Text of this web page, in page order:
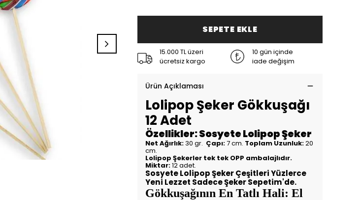
SEPETE EKLE
15.000 TL üzeri
ücretsiz kargo
10 gün içinde
iade değişim
Ürün Açıklaması
Lolipop Şeker Gökkuşağı
12 Adet
Özellikler: Sosyete Lolipop Şeker
Net Ağırlık:30 gr. Çapı:7 cm. Toplam Uzunluk:20
cm.
Lolipop Şekerler tek tek OPP ambalajlıdır.
Miktar:12 adet.
Sosyete Lolipop Şeker Çeşitleri Yüzlerce
Yeni Lezzet Sadece Şeker Sepetim'de.
Gökkuşağının En Tatlı Hali: El